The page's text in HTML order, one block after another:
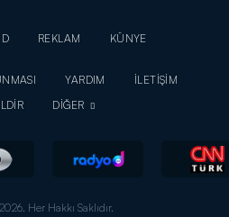
REKLAM
KÜNYE
YARDIM
İLETİŞİM
DİĞER
Her Hakkı Saklıdır.